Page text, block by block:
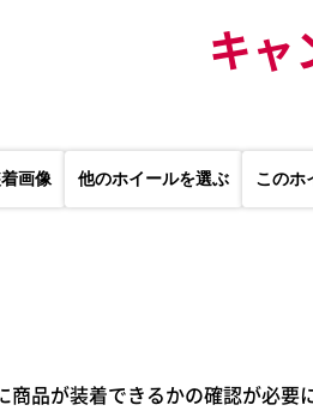
キャ
画像 他のホイールを選ぶ このホ
品が装着できるかの確認が必要